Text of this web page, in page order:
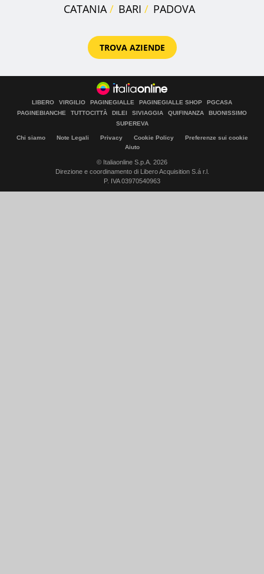
CATANIA
BARI PADOVA
TROVA AZIENDE
LIBERO VIRGILIO PAGINEGIALLE PAGINEGIALLE SHOP
PGCASA
PAGINEBIANCHE
TUTTOCITTÀ DILEI SIVIAGGIA QUIFINANZA
BUONISSIMO
SUPEREVA
Chi siamo Note Legali Privacy Cookie Policy
Preferenze sui cookie
Aiuto
© Italiaonline S.p.A. 2026
Direzione e coordinamento di Libero Acquisition S.á r.l.
P. IVA 03970540963